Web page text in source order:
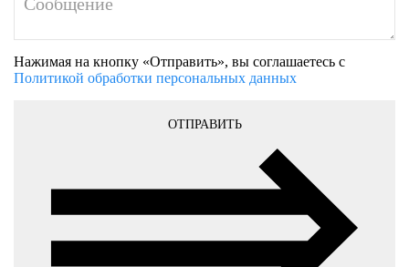
Нажимая на кнопку «Отправить», вы соглашаетесь с
Политикой обработки персональных данных
ОТПРАВИТЬ